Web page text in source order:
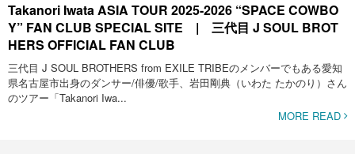
Takanori Iwata ASIA TOUR 2025-2026 “SPACE COWBO
Y” FAN CLUB SPECIAL SITE | 三代目 J SOUL BROT
HERS OFFICIAL FAN CLUB
三代目 J SOUL BROTHERS from EXILE TRIBEのメンバーでもある愛知
県名古屋市出身のダンサー/俳優/歌手、岩田剛典（いわた たかのり）さん
のツアー「Takanori Iwa...
MORE READ